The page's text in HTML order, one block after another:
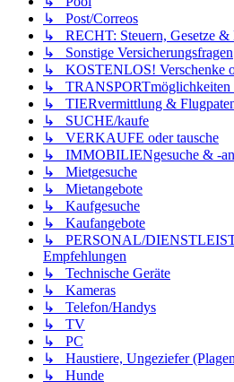
↳ Post/Correos
↳ RECHT: Steuern, Gesetze &
↳ Sonstige Versicherungsfragen
↳ KOSTENLOS! Verschenke
↳ TRANSPORTmöglichkeiten
↳ TIERvermittlung &
↳ SUCHE/kaufe
↳ VERKAUFE oder tausche
↳ IMMOBILIENgesuche & -
↳ Mietgesuche
↳ Mietangebote
↳ Kaufgesuche
↳ Kaufangebote
↳ PERSONAL/
Empfehlungen
↳ Technische Geräte
↳ Kameras
↳ Telefon/Handys
↳ TV
↳ PC
↳ Haustiere, Ungeziefer
↳ Hunde